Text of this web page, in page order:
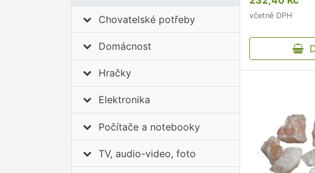
Chovatelské potřeby
Domácnost
Hračky
Elektronika
Počítače a notebooky
TV, audio-video, foto
místnosti
včetně DPH